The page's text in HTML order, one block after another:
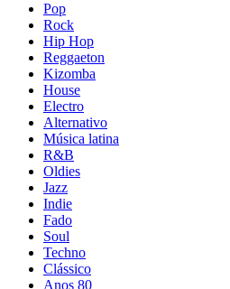
Pop
Rock
Hip Hop
Reggaeton
Kizomba
House
Electro
Alternativo
Música latina
R&B
Oldies
Jazz
Indie
Fado
Soul
Techno
Clássico
Anos 80